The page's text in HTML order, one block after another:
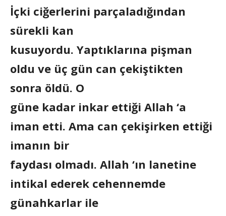
İçki ciğerlerini parçaladığından
sürekli kan
kusuyordu. Yaptıklarına pişman
oldu ve üç gün can çekiştikten
sonra öldü. O
güne kadar inkar ettiği Allah ‘a
iman etti. Ama can çekişirken ettiği
imanın bir
faydası olmadı. Allah ‘ın lanetine
intikal ederek cehennemde
günahkarlar ile